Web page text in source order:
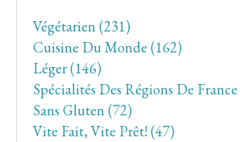
Végétarien (231)
Cuisine Du Monde (162)
Léger(146)
Spécialités Des Régions De France
Sans Gluten (72)
Vite Fait, Vite Prêt!(47)